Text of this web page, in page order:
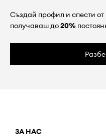
Създай профил и спести
получаваш до20%
ЗА НАС